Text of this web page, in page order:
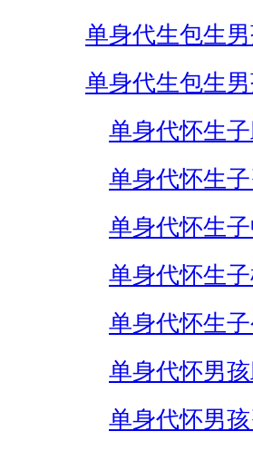
单身代生包生
单身代生包生男
单身代怀生
单身代怀生
单身代怀生
单身代怀生
单身代怀生子
单身代怀男
单身代怀男